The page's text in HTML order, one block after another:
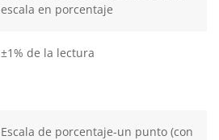
escala en porcentaje
±1% de la lectura
Escala de porcentaje-un punto (con